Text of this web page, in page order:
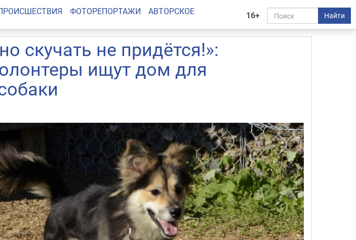
16+ Найти
ФОТОРЕПОРТАЖИ АВТОРСКОЕ
скучать не придётся!»:
ищут дом для